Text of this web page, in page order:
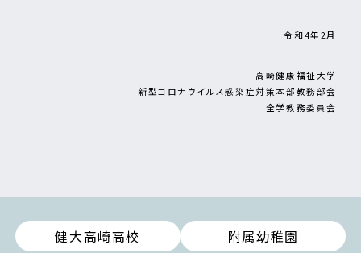
令和4年2月
高崎健康福祉大学
新型コロナウイルス感染症対策本部教務部会
全学教務委員会
健大高崎高校 附属幼稚園